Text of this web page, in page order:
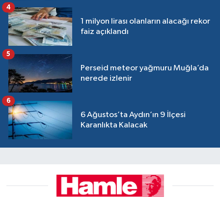
1 milyon lirası olanların alacağı rekor
faiz açıklandı
4
Perseid meteor yağmuru Muğla’da
nerede izlenir
5
6 Ağustos’ta Aydın’ın 9 İlçesi
Karanlıkta Kalacak
6